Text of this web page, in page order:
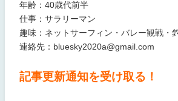
年齢：40歳代前半
仕事：サラリーマン
趣味：ネットサーフィン・バレー観戦・
連絡先：bluesky2020a@gmail.com
記事更新通知を受け取る！